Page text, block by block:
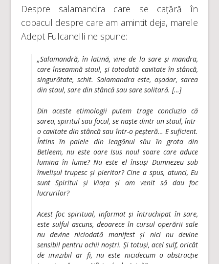
Despre salamandra care se cațără în
copacul despre care am amintit deja, marele
Adept Fulcanelli ne spune:
„Salamandră, în latină, vine de la sare și mandra,
care înseamnă staul, și totodată cavitate în stâncă,
singurătate, schit. Salamandra este, așadar, sarea
din staul, sare din stâncă sau sare solitară. […]
Din aceste etimologii putem trage concluzia că
sarea, spiritul sau focul, se naște dintr-un staul, într-
o cavitate din stâncă sau într-o peșteră… E suficient.
Întins în paiele din leagănul său în grota din
Betleem, nu este oare Isus noul soare care aduce
lumina în lume? Nu este el însuși Dumnezeu sub
învelișul trupesc și pieritor? Cine a spus, atunci,Eu
sunt Spiritul și Viața și am venit să dau foc
lucrurilor?
Acest foc spiritual, informat și întruchipat în sare,
este sulful ascuns, deoarece în cursul operării sale
nu devine niciodată manifest și nici nu devine
sensibil pentru ochii noștri. Și totuși, acel sulf, oricât
de invizibil ar fi, nu este nicidecum o abstracție